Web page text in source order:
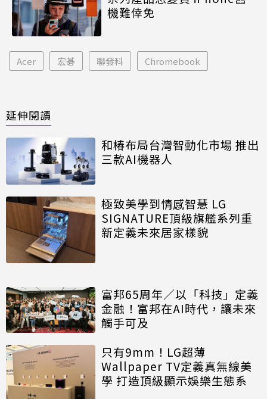
機難倖免
Acer 宏碁 聯發科 Chromebook
延伸閱讀
和椿布局台灣智動化市場 推出
三款AI機器人
極致美學到情感智慧 LG
SIGNATURE頂級旗艦系列重
新定義未來居家樣貌
富邦65周年／以「科技」定義
金融！富邦在AI時代，讓未來
觸手可及
只有9mm！LG超薄
Wallpaper TV定義真無線美
學 打造頂級顯示娛樂生態系